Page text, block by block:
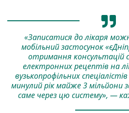
«Записатися до лікаря
мобільний застосунок
отримання консультацій
електронних рецептів на
вузькопрофільних
минулий рік майже 3 мільйони
саме через цю систему», —